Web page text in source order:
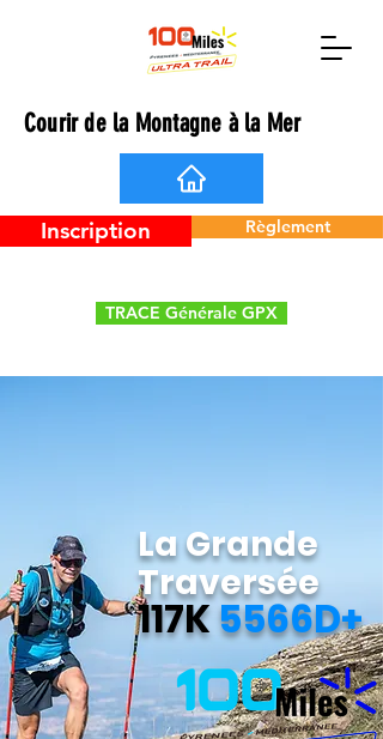
Courir de la Montagne à la Mer
Inscription Règlement
TRACE Générale GPX
La Grande
Traversée
117K5566D+